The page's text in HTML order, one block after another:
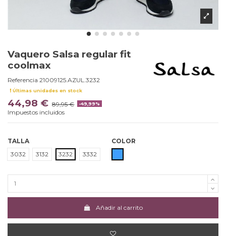
Vaquero Salsa regular fit
coolmax
Referencia 21009125.AZUL.3232
Últimas unidades en stock
44,98 € 89,95 € -49,99%
Impuestos incluidos
TALLA
3032
3132 3232 3332
COLOR
Añadir al carrito